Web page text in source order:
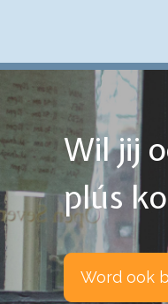
Wil jij
plús
Word ook